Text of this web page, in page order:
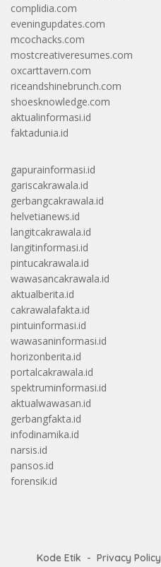
complidia.com
eveningupdates.com
mcochacks.com
mostcreativeresumes.com
oxcarttavern.com
riceandshinebrunch.com
shoesknowledge.com
aktualinformasi.id
faktadunia.id
gapurainformasi.id
gariscakrawala.id
gerbangcakrawala.id
helvetianews.id
langitcakrawala.id
langitinformasi.id
pintucakrawala.id
wawasancakrawala.id
aktualberita.id
cakrawalafakta.id
pintuinformasi.id
wawasaninformasi.id
horizonberita.id
portalcakrawala.id
spektruminformasi.id
aktualwawasan.id
gerbangfakta.id
infodinamika.id
narsis.id
pansos.id
forensik.id
Kode Etik Privacy Policy